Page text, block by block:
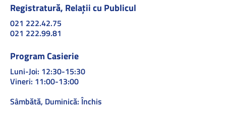
Registratură, Relații cu Publicul
021 222.42.75
021 222.99.81
Program Casierie
Luni-Joi: 12:30-15:30
Vineri: 11:00-13:00
Sâmbătă, Duminică: Închis